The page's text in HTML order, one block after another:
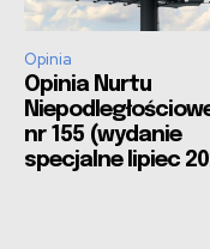
Opinia
Opinia Nurtu
nr 155 (wydanie
specjalne lipiec